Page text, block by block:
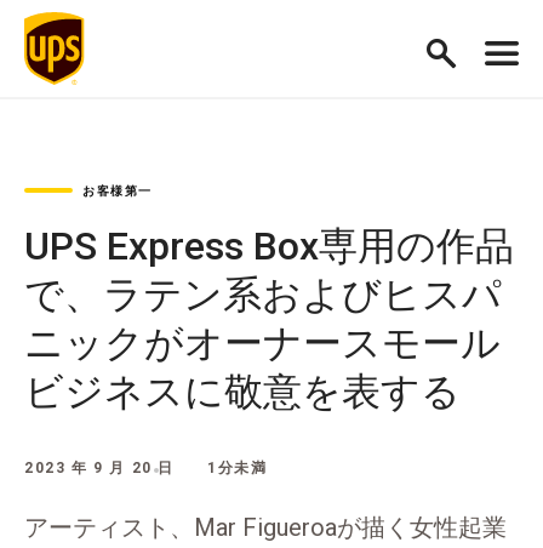
お客様第一
UPS Express Box専用の作品
で、ラテン系およびヒスパ
ニックがオーナースモール
ビジネスに敬意を表する
2023 年 9 月 20 日 1分未満
アーティスト、Mar Figueroaが描く女性起業